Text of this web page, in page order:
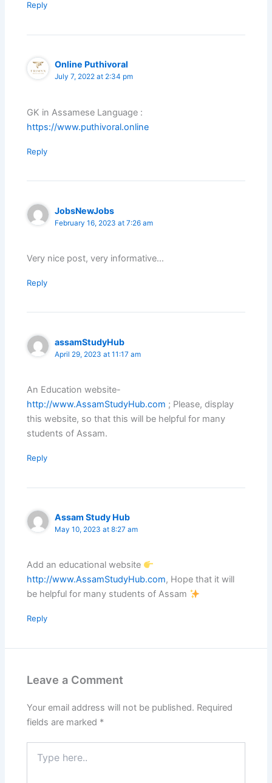
Reply
Online Puthivoral
July 7, 2022 at 2:34 pm
GK in Assamese Language :
https://www.puthivoral.online
Reply
JobsNewJobs
February 16, 2023 at 7:26 am
Very nice post, very informative…
Reply
assamStudyHub
April 29, 2023 at 11:17 am
An Education website-
http://www.AssamStudyHub.com ; Please, display
this website, so that this will be helpful for many
students of Assam.
Reply
Assam Study Hub
May 10, 2023 at 8:27 am
Add an educational website
http://www.AssamStudyHub.com, Hope that it will
be helpful for many students of Assam
Reply
Leave a Comment
Your email address will not be published. Required
fields are marked *
here..